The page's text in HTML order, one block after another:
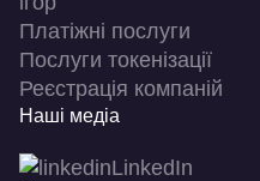
Платіжні послуги
Послуги токенізації
Реєстрація компаній
Наші медіа
LinkedIn